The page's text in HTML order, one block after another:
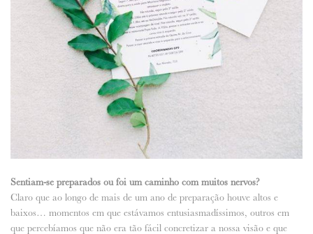
Sentiam-se preparados ou foi um caminho com muitos nervos?
Claro que ao longo de mais de um ano de preparação houve altos e
baixos… momentos em que estávamos entusiasmadíssimos, outros em
que percebíamos que não era tão fácil concretizar a nossa visão e que